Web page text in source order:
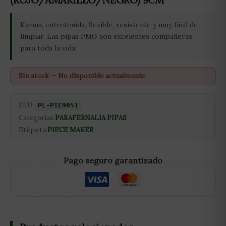
Karma, entretenida, flexible, resistente y muy fácil de
limpiar. Las pipas PMG son excelentes compañeras
para toda la vida.
Sin stock — No disponible actualmente
SKU: PL-PIE9051
Categorías:PARAFERNALIA,PIPAS
Etiqueta:PIECE MAKER
Pago seguro garantizado